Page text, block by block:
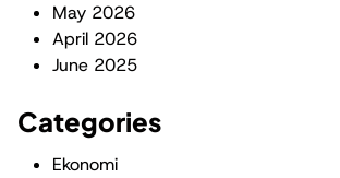
May 2026
April 2026
June 2025
Categories
Ekonomi